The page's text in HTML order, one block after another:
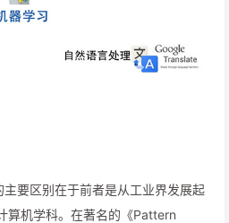
主要区别在于前者是从工业界发展起
算机学科。在著名的《Pattern